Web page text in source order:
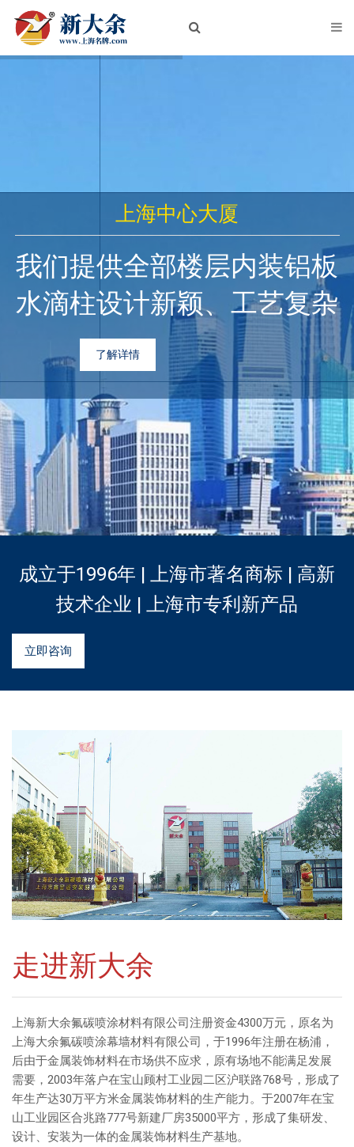
首页
关于我们
公司新闻
行业动态
产品中心
铝单板
多彩铝板
铝蜂窝板
石头铝板
木纹铝板
经典案例
商业地产
政府办公
酒店娱乐
汽车4S店
联系我们
联系方式
留言信息
上海中心大厦
我们提供全部楼层内装铝板
水滴柱设计新颖、工艺复杂
了解详情
成立于1996年 | 上海市著名商标 | 高新
技术企业 | 上海市专利新产品
立即咨询
走进新大余
上海新大余氟碳喷涂材料有限公司注册资金4300万元，原名为
上海大余氟碳喷涂幕墙材料有限公司，于1996年注册在杨浦，
后由于金属装饰材料在市场供不应求，原有场地不能满足发展
需要，2003年落户在宝山顾村工业园二区沪联路768号，形成了
年生产达30万平方米金属装饰材料的生产能力。于2007年在宝
山工业园区合兆路777号新建厂房35000平方，形成了集研发、
设计、安装为一体的金属装饰材料生产基地。